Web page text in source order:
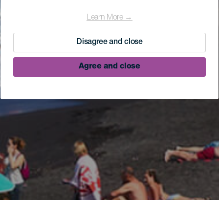
Learn More →
Disagree and close
Agree and close